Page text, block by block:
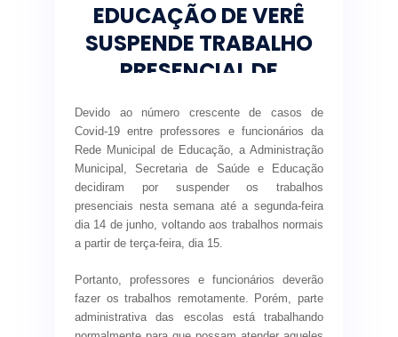
EDUCAÇÃO DE VERÊ
SUSPENDE TRABALHO
PRESENCIAL DE
FUNCIONÁRIOS
Devido ao número crescente de casos de
Covid-19 entre professores e funcionários da
Rede Municipal de Educação, a Administração
Municipal, Secretaria de Saúde e Educação
decidiram por suspender os trabalhos
presenciais nesta semana até a segunda-feira
dia 14 de junho, voltando aos trabalhos normais
a partir de terça-feira, dia 15.
Portanto, professores e funcionários deverão
fazer os trabalhos remotamente. Porém, parte
administrativa das escolas está trabalhando